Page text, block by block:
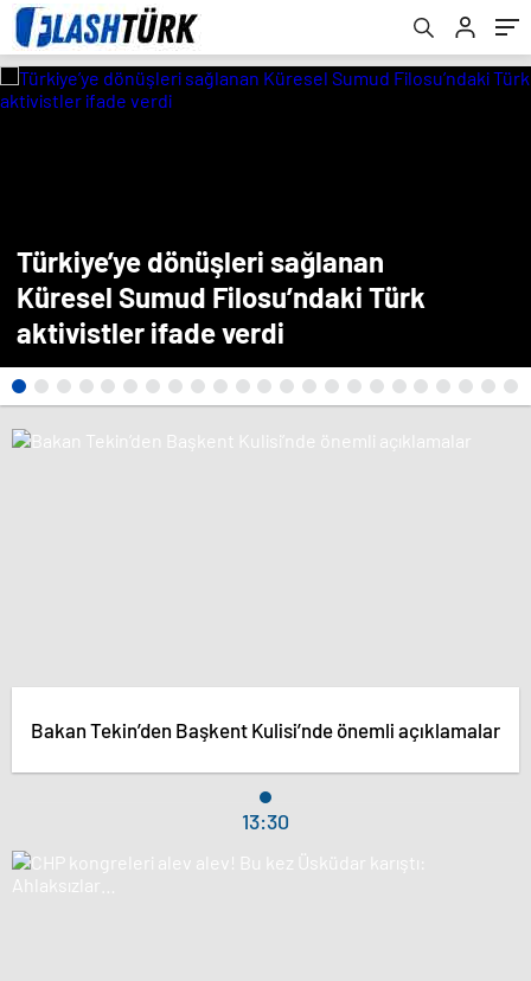
Türkiye’ye dönüşleri sağlanan
Küresel Sumud Filosu’ndaki Türk
aktivistler ifade verdi
Bakan Tekin’den Başkent Kulisi’nde önemli açıklamalar
13:30